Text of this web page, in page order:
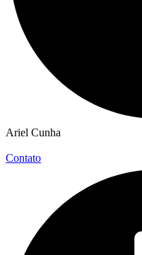
Ariel Cunha
Contato